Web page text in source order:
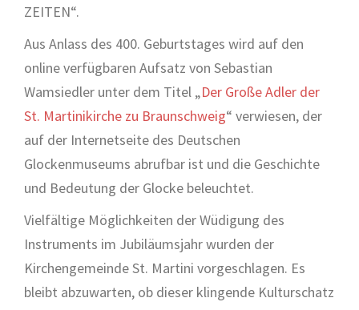
ZEITEN“.
Aus Anlass des 400. Geburtstages wird auf den
online verfügbaren Aufsatz von Sebastian
Wamsiedler unter dem Titel „Der Große Adler der
St. Martinikirche zu Braunschweig“ verwiesen, der
auf der Internetseite des Deutschen
Glockenmuseums abrufbar ist und die Geschichte
und Bedeutung der Glocke beleuchtet.
Vielfältige Möglichkeiten der Wüdigung des
Instruments im Jubiläumsjahr wurden der
Kirchengemeinde St. Martini vorgeschlagen. Es
bleibt abzuwarten, ob dieser klingende Kulturschatz